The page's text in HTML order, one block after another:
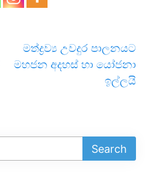
මත්ද්‍රව්‍ය උවදුර පාලනයට
මහජන අදහස් හා යෝජනා
ඉල්ලයි